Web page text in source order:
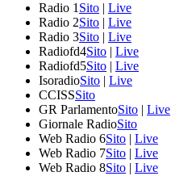
Radio 1 Sito | Live
Radio 2Sito | Live
Radio 3Sito | Live
Radiofd4Sito | Live
Radiofd5Sito | Live
IsoradioSito | Live
CCISSSito
GR ParlamentoSito | Live
Giornale RadioSito
Web Radio 6Sito | Live
Web Radio 7Sito | Live
Web Radio 8Sito | Live